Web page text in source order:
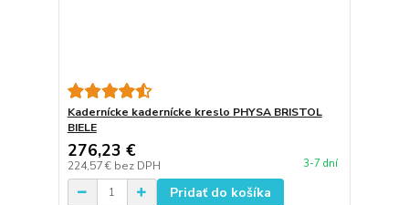
Kadernícke kadernícke kreslo PHYSA BRISTOL
BIELE
276,23 €
224,57 € bez DPH 3-7 dní
Pridať do košíka